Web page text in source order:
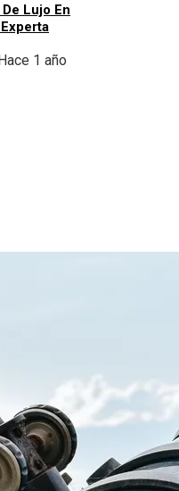
Lujo En
1 año